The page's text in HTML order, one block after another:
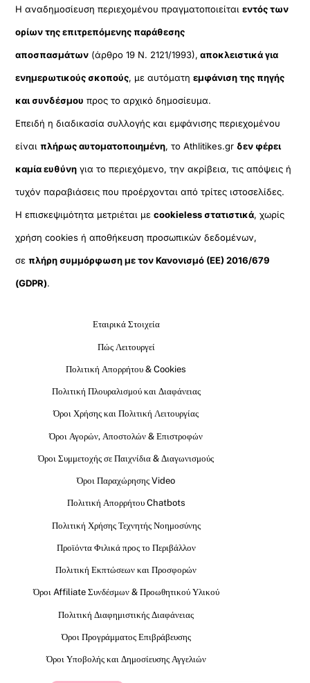
Η αναδημοσίευση περιεχομένου πραγματοποιείταιεντός των
ορίων της επιτρεπόμενης παράθεσης
αποσπασμάτων (άρθρο 19 Ν. 2121/1993), αποκλειστικά για
ενημερωτικούς σκοπούς, με αυτόματηεμφάνιση της πηγής
και συνδέσμου προς το αρχικό δημοσίευμα.
Επειδή η διαδικασία συλλογής και εμφάνισης περιεχομένου
είναιπλήρως αυτοματοποιημένη, το Athlitikes.gr δεν φέρει
καμία ευθύνη για το περιεχόμενο, την ακρίβεια, τις απόψεις ή
τυχόν παραβιάσεις που προέρχονται από τρίτες ιστοσελίδες.
Η επισκεψιμότητα μετριέται μεcookieless στατιστικά, χωρίς
χρήση cookies ή αποθήκευση προσωπικών δεδομένων,
σεπλήρη συμμόρφωση με τον Κανονισμό (ΕΕ) 2016/679
(GDPR).
Εταιρικά Στοιχεία
Πώς Λειτουργεί
Πολιτική Απορρήτου & Cookies
Πολιτική Πλουραλισμού και Διαφάνειας
Όροι Χρήσης και Πολιτική Λειτουργίας
Όροι Αγορών, Αποστολών & Επιστροφών
Όροι Συμμετοχής σε Παιχνίδια & Διαγωνισμούς
Όροι Παραχώρησης Video
Πολιτική Απορρήτου Chatbots
Πολιτική Χρήσης Τεχνητής Νοημοσύνης
Προϊόντα Φιλικά προς το Περιβάλλον
Πολιτική Εκπτώσεων και Προσφορών
Όροι Affiliate Συνδέσμων & Προωθητικού Υλικού
Πολιτική Διαφημιστικής Διαφάνειας
Όροι Προγράμματος Επιβράβευσης
Όροι Υποβολής και Δημοσίευσης Αγγελιών